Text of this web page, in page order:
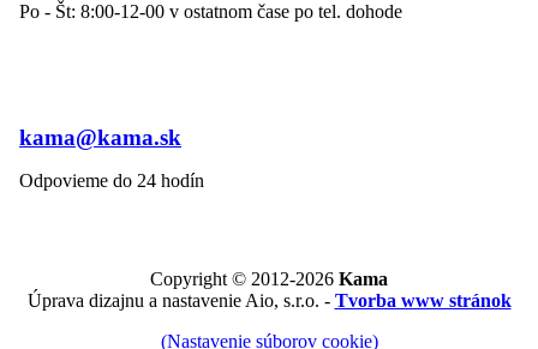
Po - Št: 8:00-12-00 v ostatnom čase po tel. dohode
kama@kama.sk
Odpovieme do 24 hodín
Copyright © 2012-2026 Kama
Úprava dizajnu a nastavenie Aio, s.r.o. - Tvorba www stránok
(Nastavenie súborov cookie)